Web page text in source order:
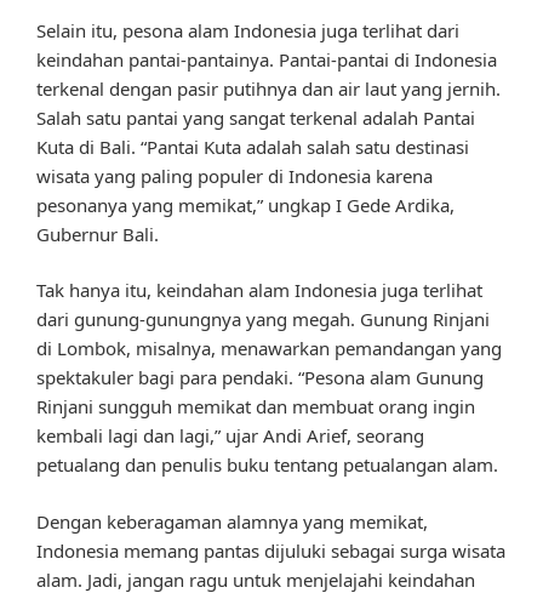
Selain itu, pesona alam Indonesia juga terlihat dari
keindahan pantai-pantainya. Pantai-pantai di Indonesia
terkenal dengan pasir putihnya dan air laut yang jernih.
Salah satu pantai yang sangat terkenal adalah Pantai
Kuta di Bali. “Pantai Kuta adalah salah satu destinasi
wisata yang paling populer di Indonesia karena
pesonanya yang memikat,” ungkap I Gede Ardika,
Gubernur Bali.
Tak hanya itu, keindahan alam Indonesia juga terlihat
dari gunung-gunungnya yang megah. Gunung Rinjani
di Lombok, misalnya, menawarkan pemandangan yang
spektakuler bagi para pendaki. “Pesona alam Gunung
Rinjani sungguh memikat dan membuat orang ingin
kembali lagi dan lagi,” ujar Andi Arief, seorang
petualang dan penulis buku tentang petualangan alam.
Dengan keberagaman alamnya yang memikat,
Indonesia memang pantas dijuluki sebagai surga wisata
alam. Jadi, jangan ragu untuk menjelajahi keindahan